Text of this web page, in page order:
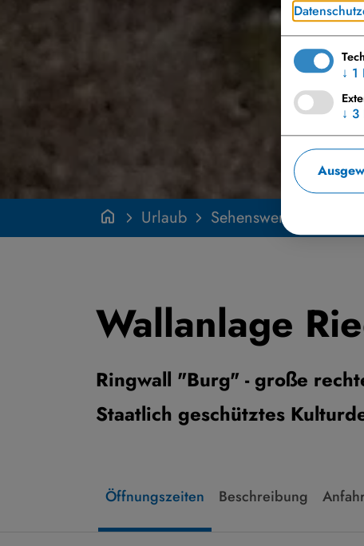
Sehenswertes
Urlaub
Wallanlage
Ringwall "Burg" - große
Staatlich geschütztes
Öffnungszeiten Beschreibung
↓ 1
↓ 3